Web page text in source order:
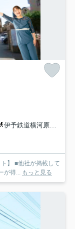
伊予鉄道横河原線「いよ立花」駅 バス4分 伊予鉄バス「天山変電所西」 停歩5分
】 ■他社が掲載して
が得...
もっと見る